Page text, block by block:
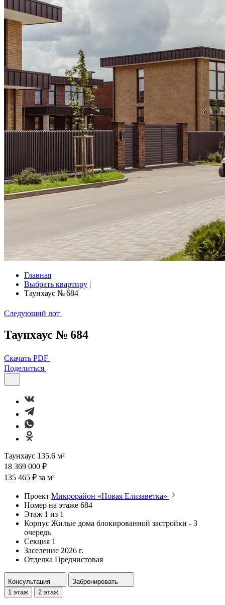
Главная |
Выбрать квартиру |
Таунхаус № 684
Следующий лот
Таунхаус № 684
Скачать PDF
Поделиться
Таунхаус 135.6 м²
18 369 000 ₽
135 465 ₽ за м²
Проект Микрорайон «Новая Елизаветка»
Номер на этаже 684
Этаж 1 из 1
Корпус Жилые дома блокированной застройки - 3
очередь
Секция 1
Заселение 2026 г.
Отделка Предчистовая
Консультация
Забронировать
1 этаж
2 этаж